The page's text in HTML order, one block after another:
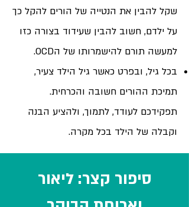
שקל להבין את הנטייה של הורים להקל כך
על ילדם, חשוב להבין שעידוד בצורה כזו
למעשה תורם להישמרותו של הOCD.
בכל גיל, ובפרט כאשר גיל הילד צעיר,
תמיכת ההורים חשובה והכרחית.
תפקידכם לעודד, לתמוך, ולהציע הבנה
וקבלה של הילד בכל מקרה.
סיפור קצר: ליאור